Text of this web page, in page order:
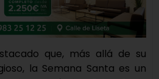
que, más allá de su
la Semana Santa es un